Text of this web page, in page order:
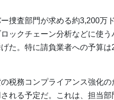
捜査部門が求める約3,200万
ックチェーン分析などに使
た。特に請負業者への予算
税務コンプライアンス強化
れる予定だ。これは、担当